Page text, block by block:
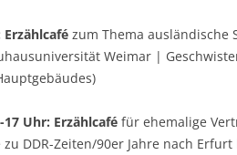
Erzählcafé zum Thema ausländische
Weimar |
17 Uhr: Erzählcafé für ehemalige
DDR-Zeiten/90er Jahre nach